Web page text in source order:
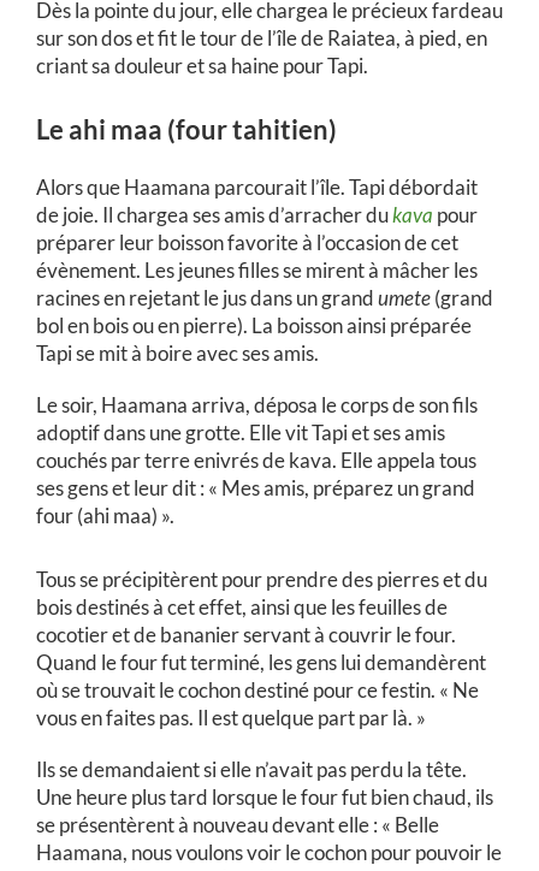
Dès la pointe du jour, elle chargea le précieux fardeau
sur son dos et fit le tour de l’île de Raiatea, à pied, en
criant sa douleur et sa haine pour Tapi.
Le ahi maa (four tahitien)
Alors que Haamana parcourait l’île. Tapi débordait
de joie. Il chargea ses amis d’arracher dukava pour
préparer leur boisson favorite à l’occasion de cet
évènement. Les jeunes filles se mirent à mâcher les
racines en rejetant le jus dans un grandumete(grand
bol en bois ou en pierre). La boisson ainsi préparée
Tapi se mit à boire avec ses amis.
Le soir, Haamana arriva, déposa le corps de son fils
adoptif dans une grotte. Elle vit Tapi et ses amis
couchés par terre enivrés de kava. Elle appela tous
ses gens et leur dit : « Mes amis, préparez un grand
four (ahi maa) ».
Tous se précipitèrent pour prendre des pierres et du
bois destinés à cet effet, ainsi que les feuilles de
cocotier et de bananier servant à couvrir le four.
Quand le four fut terminé, les gens lui demandèrent
où se trouvait le cochon destiné pour ce festin. « Ne
vous en faites pas. Il est quelque part par là. »
Ils se demandaient si elle n’avait pas perdu la tête.
Une heure plus tard lorsque le four fut bien chaud, ils
se présentèrent à nouveau devant elle : « Belle
Haamana, nous voulons voir le cochon pour pouvoir le